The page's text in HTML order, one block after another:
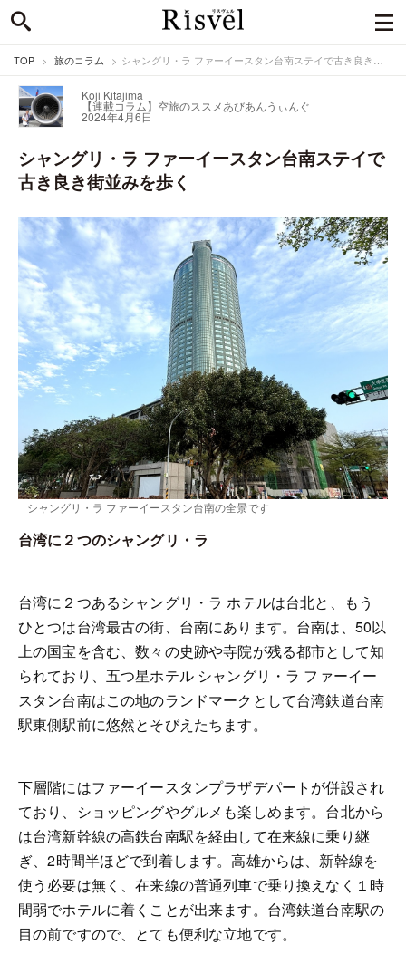
TOP 旅のコラム シャングリ・ラ ファーイースタン台南ステイで古き良き街並みを歩く
Koji Kitajima
【連載コラム】空旅のススメあびあんうぃんぐ
2024年4月6日
シャングリ・ラ ファーイースタン台南ステイで
古き良き街並みを歩く
シャングリ・ラ ファーイースタン台南の全景です
台湾に２つのシャングリ・ラ
台湾に２つあるシャングリ・ラ ホテルは台北と、もう
ひとつは台湾最古の街、台南にあります。台南は、 50以
上の国宝を含む、数々の史跡や寺院が残る都市として知
られており、五つ星ホテル シャングリ・ラ ファーイー
スタン台南はこの地のランドマークとして台湾鉄道台南
駅東側駅前に悠然とそびえたちます。
下層階にはファーイースタンプラザデパートが併設され
ており、ショッピングやグルメも楽しめます。台北から
は台湾新幹線の高鉄台南駅を経由して在来線に乗り継
ぎ、2時間半ほどで到着します。高雄からは、新幹線を
使う必要は無く、在来線の普通列車で乗り換えなく１時
間弱でホテルに着くことが出来ます。台湾鉄道台南駅の
目の前ですので、とても便利な立地です。